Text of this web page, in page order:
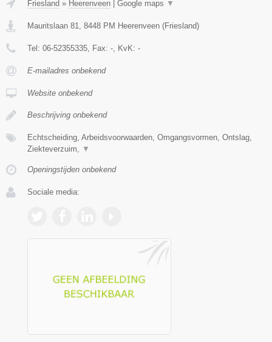
Friesland » Heerenveen Google maps ▼
Mauritslaan 81 8448 PM Heerenveen (Friesland)
Tel: 06-52355335 , Fax: - , KvK: -
E-mailadres onbekend
Website onbekend
Beschrijving onbekend
Echtscheiding, Arbeidsvoorwaarden, Omgangsvormen, Ontslag,
Ziekteverzuim,
▼
Openingstijden onbekend
Sociale media: